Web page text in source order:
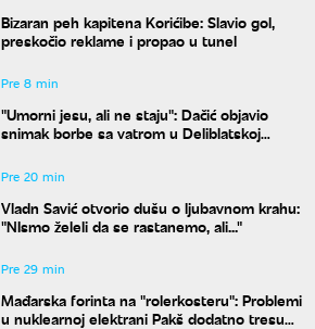
Bizaran peh kapitena Korićibe: Slavio gol,
preskočio reklame i propao u tunel
Pre 8 min
"Umorni jesu, ali ne staju": Dačić objavio
snimak borbe sa vatrom u Deliblatskoj
Pre 20 min
Vladn Savić otvorio dušu o ljubavnom krahu:
"NIsmo želeli da se rastanemo, ali..."
Pre 29 min
Mađarska forinta na "rolerkosteru": Problemi
u nuklearnoj elektrani Pakš dodatno tresu